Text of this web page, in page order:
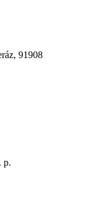
91908
p.